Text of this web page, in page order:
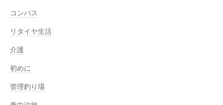
コンパス
リタイヤ生活
介護
初めに
管理釣り場